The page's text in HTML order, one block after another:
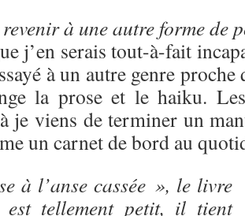
à une autre forme de
j’en serais tout-à-fait
à un autre genre
la prose et le haiku.
je viens de terminer un
un carnet de bord au
à l’anse cassée », le livre
est tellement petit, il tient